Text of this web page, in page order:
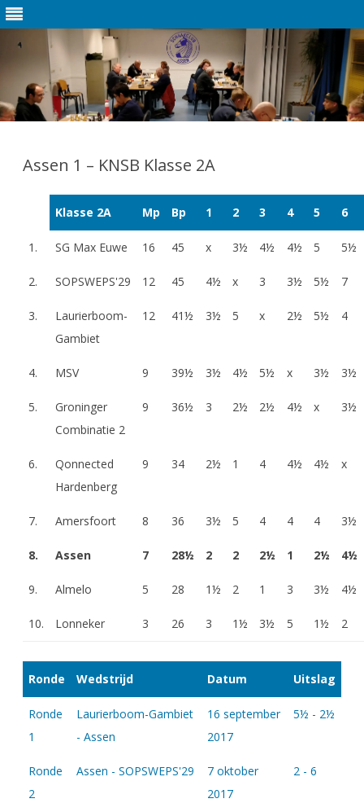
de
Assen 1 – KNSB Klasse 2A
Klasse 2A Mp Bp 1 2 3 4 5 6
1. SG Max Euwe 16 45 x 3½ 4½ 4½ 5 5½
2. SOPSWEPS'29 12 45 4½ x 3 3½ 5½ 7
3.
Laurierboom-
Gambiet
12 41½ 3½ 5 x 2½ 5½ 4
4. MSV 9 39½ 3½ 4½ 5½ x 3½ 3½
5.
Groninger
Combinatie 2
9 36½ 3 2½ 2½ 4½ x 3½
6.
Qonnected
Hardenberg
9 34 2½ 1 4 4½ 4½ x
7. Amersfoort 8 36 3½ 5 4 4 4 3½
8. Assen 7 28½ 2 2 2½ 1 2½ 4½
9. Almelo 5 28 1½ 2 1 3 3½ 4½
10. Lonneker 3 26 3 1½ 3½ 5 1½ 2
Ronde Wedstrijd Datum Uitslag
Ronde
1
Laurierboom-Gambiet
- Assen
16 september
2017
5½ - 2½
Ronde
2
Assen - SOPSWEPS'29
7 oktober
2017
2 - 6